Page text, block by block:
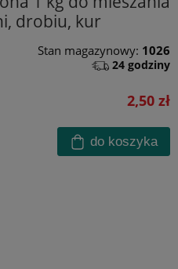
drobiu, kur
Stan magazynowy: 1026
24 godziny
2,50 zł
do koszyka